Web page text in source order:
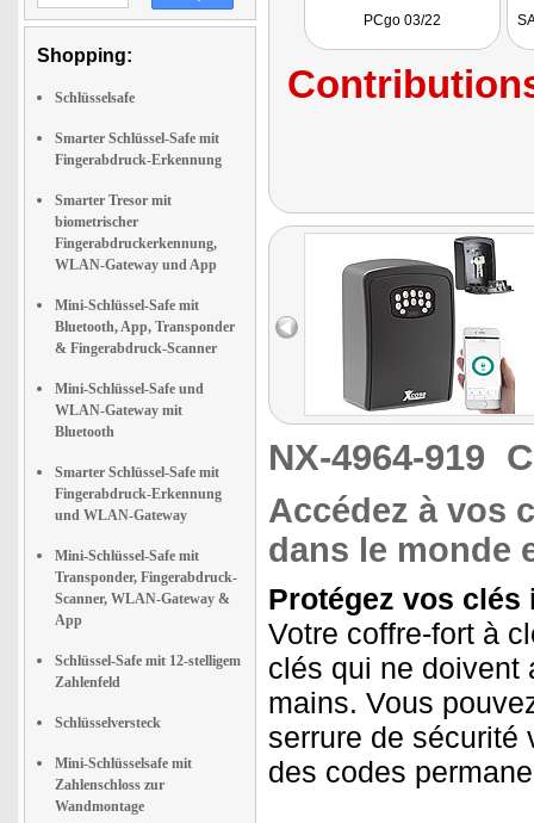
Shopping:
Schlüsselsafe
Smarter Schlüssel-Safe mit
Fingerabdruck-Erkennung
Smarter Tresor mit
biometrischer
Fingerabdruckerkennung,
WLAN-Gateway und App
Mini-Schlüssel-Safe mit
Bluetooth, App, Transponder
& Fingerabdruck-Scanner
Mini-Schlüssel-Safe und
WLAN-Gateway mit
Bluetooth
Smarter Schlüssel-Safe mit
Fingerabdruck-Erkennung
und WLAN-Gateway
Mini-Schlüssel-Safe mit
Transponder, Fingerabdruck-
Scanner, WLAN-Gateway &
App
Schlüssel-Safe mit 12-stelligem
Zahlenfeld
Schlüsselversteck
Mini-Schlüsselsafe mit
Zahlenschloss zur
Wandmontage
zu mechanischen
überzeugen."
PCgo 03/22
NX-4964-919
Accédez à vos
dans le monde
Protégez vos clés
Votre coffre-fort à
clés qui ne doivent
mains. Vous
serrure de sécurité
des codes